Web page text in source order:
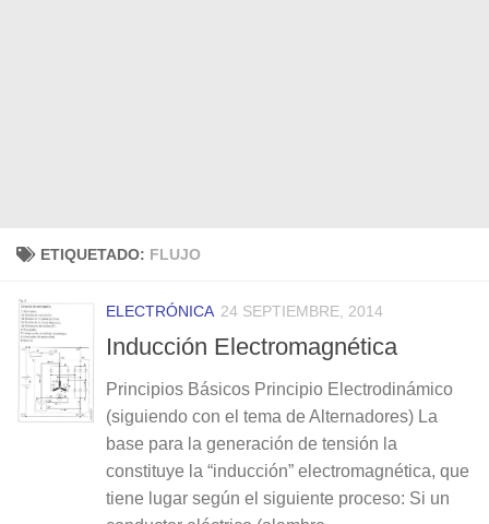
ETIQUETADO: FLUJO
ELECTRÓNICA 24 SEPTIEMBRE, 2014
Inducción Electromagnética
Principios Básicos Principio Electrodinámico
(siguiendo con el tema de Alternadores) La
base para la generación de tensión la
constituye la “inducción” electromagnética, que
tiene lugar según el siguiente proceso: Si un